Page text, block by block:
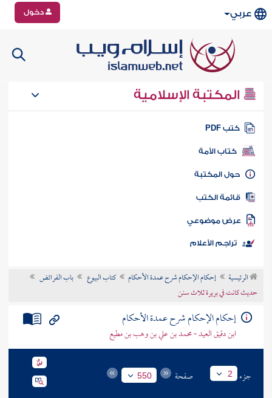
عربي دخول
المكتبة الإسلامية
كتب PDF
كتاب الأمة
المكتبة
الكتب
موضوعي
تراجم الأعلام
الرئيسية إحكام الإحكام شرح عمدة الأحكام كتاب البيوع
باب الفرائض
حديث كانت في بريرة ثلاث سنن
إحكام الإحكام شرح عمدة الأحكام
ابن دقيق العيد - محمد بن علي بن وهب بن مطيع
جزء 2 صفحة 550